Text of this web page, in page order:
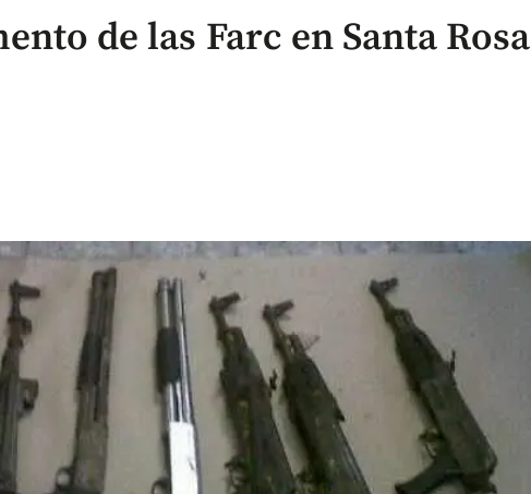
de las Farc en Santa Rosa